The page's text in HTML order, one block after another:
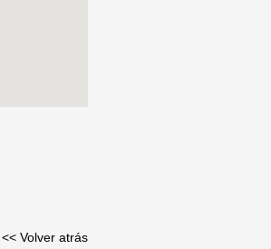
<< Volver atrás